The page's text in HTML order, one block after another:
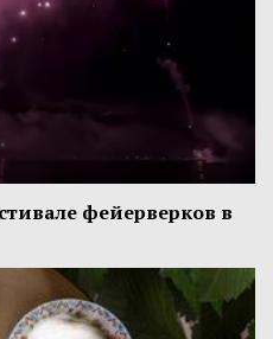
фейерверков в